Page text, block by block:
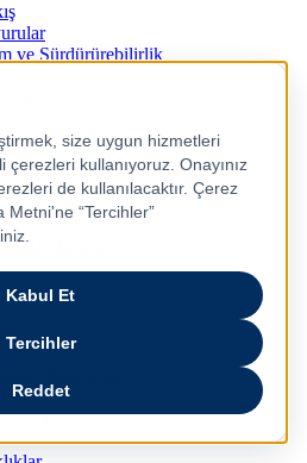
ve Sürdürürebilirlik
Hat Taşıma